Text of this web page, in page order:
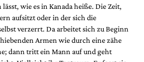
wie es in Kanada heiße. Die Zeit,
aufsitzt oder in der sich die
verzerrt. Da arbeitet sich zu Beginn
Armen wie durch eine zähe
dann tritt ein Mann auf und geht